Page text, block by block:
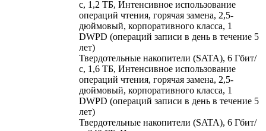
с, 1,2 ТБ, Интенсивное использование
операций чтения, горячая замена, 2,5-
дюймовый, корпоративного класса, 1
DWPD (операций записи в день в течение 5
лет)
Твердотельные накопители (SATA), 6 Гбит/
с, 1,6 ТБ, Интенсивное использование
операций чтения, горячая замена, 2,5-
дюймовый, корпоративного класса, 1
DWPD (операций записи в день в течение 5
лет)
Твердотельные накопители (SATA), 6 Гбит/